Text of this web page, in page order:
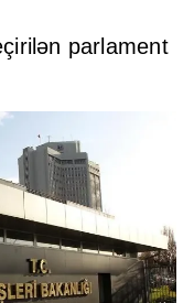
parlament